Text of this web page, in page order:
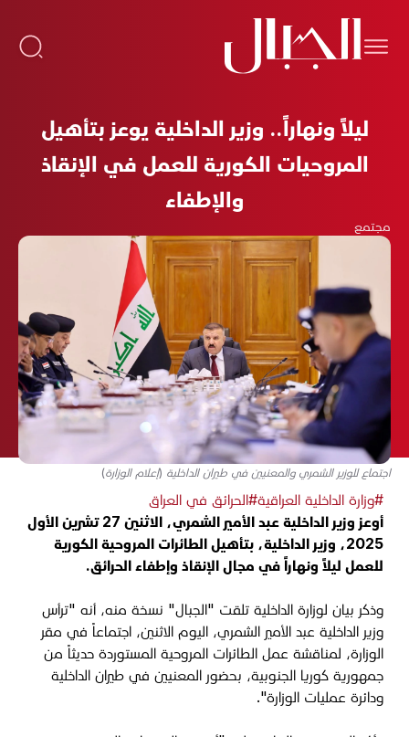
ليلاً ونهاراً.. وزير الداخلية يوعز بتأهيل
المروحيات الكورية للعمل في الإنقاذ
والإطفاء
مجتمع
اجتماع للوزير الشمري والمعنيين في طيران الداخلية (إعلام الوزارة)
#وزارة الداخلية العراقية#الحرائق في العراق
أوعز وزير الداخلية عبد الأمير الشمري، الاثنين 27 تشرين الأول
2025، وزير الداخلية، بتأهيل الطائرات المروحية الكورية
للعمل ليلاً ونهاراً في مجال الإنقاذ وإطفاء الحرائق.
وذكر بيان لوزارة الداخلية تلقت "الجبال" نسخة منه، أنه "ترأس
وزير الداخلية عبد الأمير الشمري، اليوم الاثنين، اجتماعاً في مقر
الوزارة، لمناقشة عمل الطائرات المروحية المستوردة حديثاً من
جمهورية كوريا الجنوبية، بحضور المعنيين في طيران الداخلية
ودائرة عمليات الوزارة".